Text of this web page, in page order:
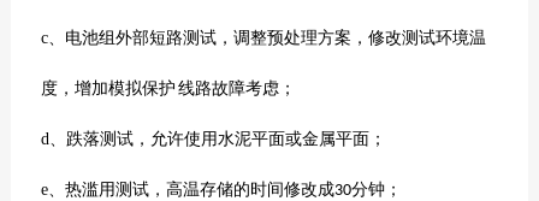
c、电池组外部短路测试，调整预处理方案，修改测试环境温
度，增加模拟保护 线路故障考虑；
d 、跌落测试，允许使用水泥平面或金属平面；
e、热滥用测试，高温存储的时间修改成30分钟；